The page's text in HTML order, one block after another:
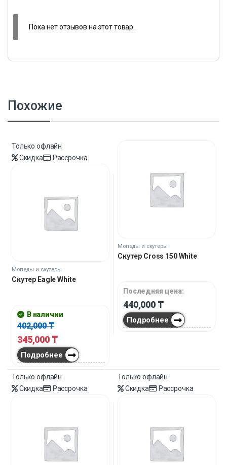
Пока нет отзывов на этот товар.
Похожие
Только офлайн
Скидка
Рассрочка
Мопеды и скутеры
Скутер Eagle White
В наличии
402,000₸
345,000 ₸
Подробнее
Мопеды и скутеры
Скутер Cross 150 White
Последняя цена:
440,000 ₸
Подробнее
Только офлайн
Скидка
Рассрочка
Только офлайн
Скидка
Рассрочка